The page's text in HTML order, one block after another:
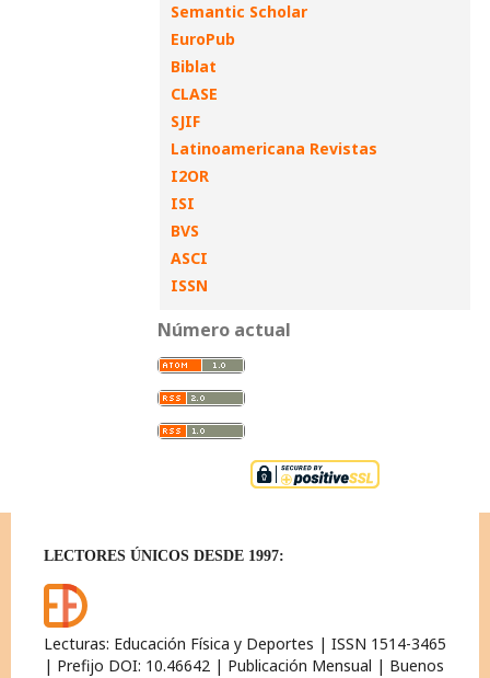
Semantic Scholar
EuroPub
Biblat
CLASE
SJIF
Latinoamericana Revistas
I2OR
ISI
BVS
ASCI
ISSN
Número actual
LECTORES ÚNICOS DESDE 1997:
Lecturas: Educación Física y Deportes | ISSN 1514-3465
| Prefijo DOI: 10.46642 | Publicación Mensual | Buenos